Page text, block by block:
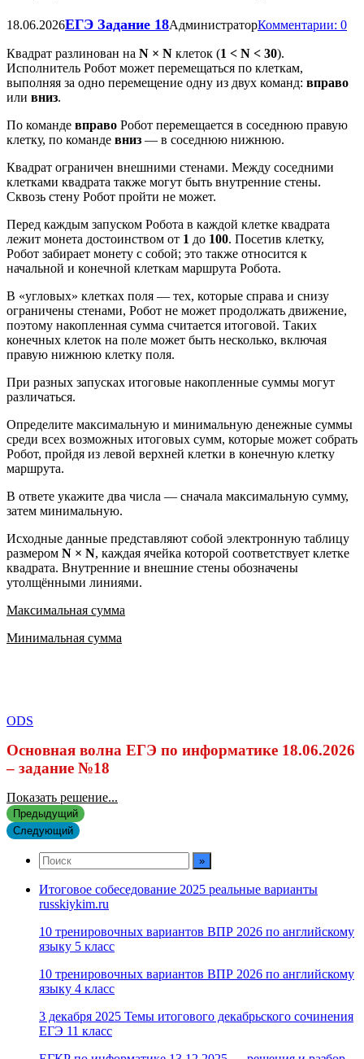
18.06.2026ЕГЭ Задание 18АдминистраторКомментарии: 0
Квадрат разлинован на N × N клеток (1 < N < 30).
Исполнитель Робот может перемещаться по клеткам,
выполняя за одно перемещение одну из двух команд: вправо
или вниз.
По команде вправо Робот перемещается в соседнюю правую
клетку, по команде вниз — в соседнюю нижнюю.
Квадрат ограничен внешними стенами. Между соседними
клетками квадрата также могут быть внутренние стены.
Сквозь стену Робот пройти не может.
Перед каждым запуском Робота в каждой клетке квадрата
лежит монета достоинством от 1 до 100. Посетив клетку,
Робот забирает монету с собой; это также относится к
начальной и конечной клеткам маршрута Робота.
В «угловых» клетках поля — тех, которые справа и снизу
ограничены стенами, Робот не может продолжать движение,
поэтому накопленная сумма считается итоговой. Таких
конечных клеток на поле может быть несколько, включая
правую нижнюю клетку поля.
При разных запусках итоговые накопленные суммы могут
различаться.
Определите максимальную и минимальную денежные суммы
среди всех возможных итоговых сумм, которые может собрать
Робот, пройдя из левой верхней клетки в конечную клетку
маршрута.
В ответе укажите два числа — сначала максимальную сумму,
затем минимальную.
Исходные данные представляют собой электронную таблицу
размером N × N, каждая ячейка которой соответствует клетке
квадрата. Внутренние и внешние стены обозначены
утолщёнными линиями.
Максимальная сумма
Минимальная сумма
ODS
Основная волна ЕГЭ по информатике 18.06.2026
– задание №18
Показать решение...
Предыдущий
Следующий
Итоговое собеседование 2025 реальные варианты
russkiykim.ru
10 тренировочных вариантов ВПР 2026 по английскому
языку 5 класс
10 тренировочных вариантов ВПР 2026 по английскому
языку 4 класс
3 декабря 2025 Темы итогового декабрьского сочинения
ЕГЭ 11 класс